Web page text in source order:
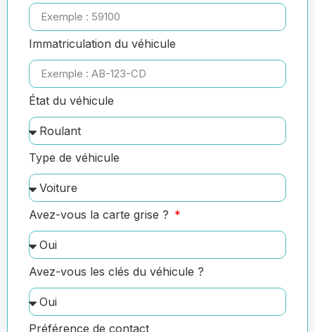
Immatriculation du véhicule
État du véhicule
Type de véhicule
Avez-vous la carte grise ?
Avez-vous les clés du véhicule ?
Préférence de contact